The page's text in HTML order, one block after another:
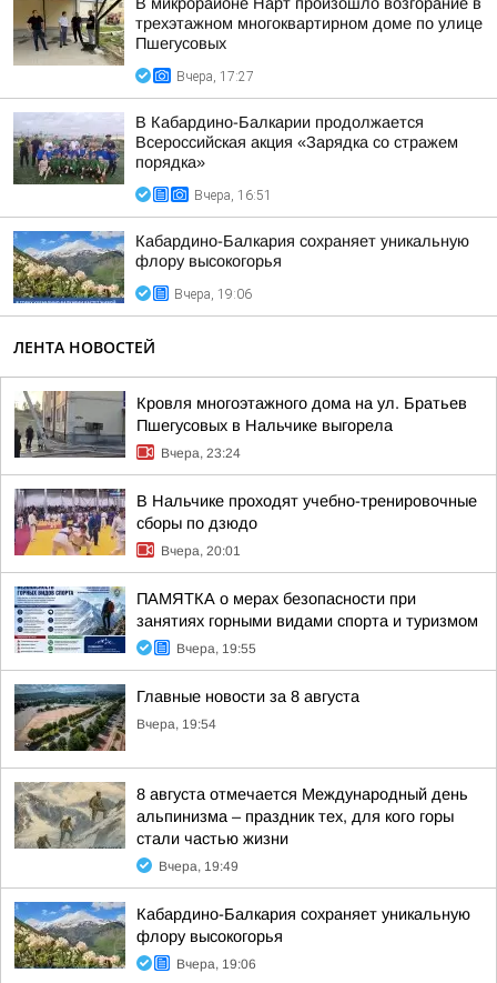
трехэтажном многоквартирном доме по улице
Пшегусовых
Вчера, 17:27
В Кабардино-Балкарии продолжается
Всероссийская акция «Зарядка со стражем
порядка»
Вчера, 16:51
Кабардино-Балкария сохраняет уникальную
флору высокогорья
Вчера, 19:06
ЛЕНТА НОВОСТЕЙ
Кровля многоэтажного дома на ул. Братьев
Пшегусовых в Нальчике выгорела
Вчера, 23:24
В Нальчике проходят учебно-тренировочные
сборы по дзюдо
Вчера, 20:01
ПАМЯТКА о мерах безопасности при
занятиях горными видами спорта и туризмом
Вчера, 19:55
Главные новости за 8 августа
Вчера, 19:54
8 августа отмечается Международный день
альпинизма – праздник тех, для кого горы
стали частью жизни
Вчера, 19:49
Кабардино-Балкария сохраняет уникальную
флору высокогорья
Вчера, 19:06